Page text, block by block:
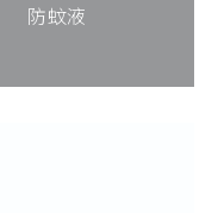
防蚊液